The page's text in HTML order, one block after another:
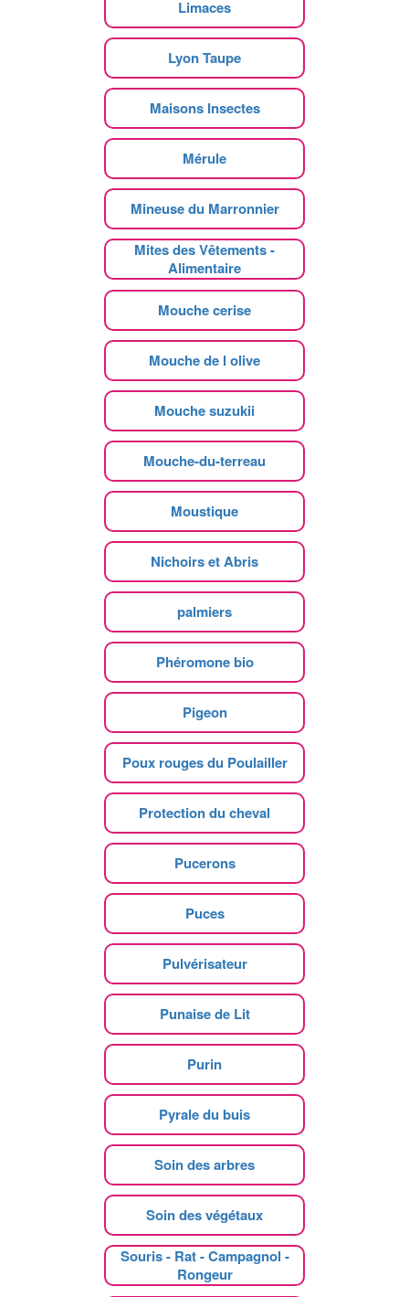
Limaces
Lyon Taupe
Maisons Insectes
Mérule
Mineuse du Marronnier
Mites des Vêtements -
Alimentaire
Mouche cerise
Mouche de l olive
Mouche suzukii
Mouche-du-terreau
Moustique
Nichoirs et Abris
palmiers
Phéromone bio
Pigeon
Poux rouges du Poulailler
Protection du cheval
Pucerons
Puces
Pulvérisateur
Punaise de Lit
Purin
Pyrale du buis
Soin des arbres
Soin des végétaux
Souris - Rat - Campagnol -
Rongeur